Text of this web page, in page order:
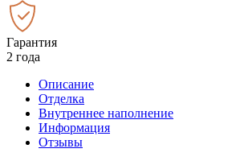
Гарантия
2 года
Описание
Отделка
Внутреннее наполнение
Информация
Отзывы